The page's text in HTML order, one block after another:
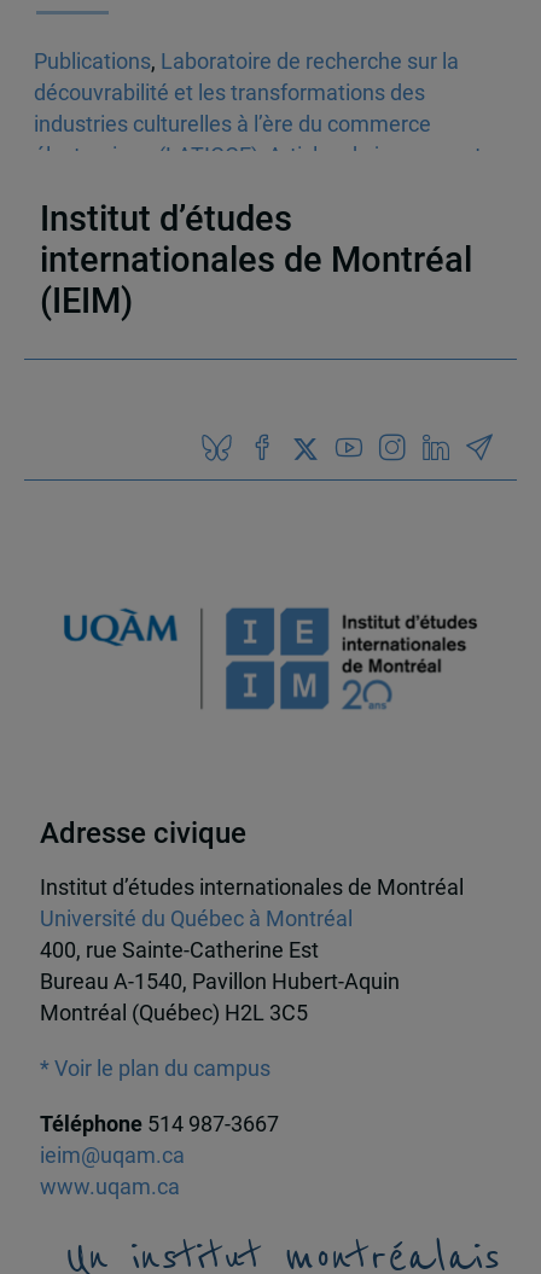
Publications, Laboratoire de recherche sur la
découvrabilité et les transformations des
industries culturelles à l’ère du commerce
électronique (LATICCE)
Articles de journaux et
Institut d’études
internationales de Montréal
(IEIM)
Adresse civique
Institut d’études internationales de Montréal
Université du Québec à Montréal
400, rue Sainte-Catherine Est
Bureau A-1540, Pavillon Hubert-Aquin
Montréal (Québec) H2L 3C5
* Voir le plan du campus
Téléphone 514 987-3667
ieim@uqam.ca
www.uqam.ca
Un institut montréalais